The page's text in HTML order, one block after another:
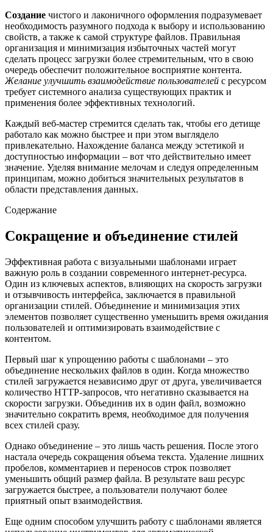
Создание чистого и лаконичного оформления подразумевает
необходимость разумного подхода к выбору и использованию
свойств, а также к самой структуре файлов. Правильная
организация и минимизация избыточных частей могут
сделать процесс загрузки более стремительным, что в свою
очередь обеспечит положительное восприятие контента.
Желание улучшить взаимодействие пользователей с ресурсом
требует системного анализа существующих практик и
применения более эффективных технологий.
Каждый веб-мастер стремится сделать так, чтобы его детище
работало как можно быстрее и при этом выглядело
привлекательно. Нахождение баланса между эстетикой и
доступностью информации – вот что действительно имеет
значение. Уделяя внимание мелочам и следуя определенным
принципам, можно добиться значительных результатов в
области представления данных.
Содержание
Сокращение и объединение стилей
Эффективная работа с визуальными шаблонами играет
важную роль в создании современного интернет-ресурса.
Один из ключевых аспектов, влияющих на скорость загрузки
и отзывчивость интерфейса, заключается в правильной
организации стилей. Объединение и минимизация этих
элементов позволяет существенно уменьшить время ожидания
пользователей и оптимизировать взаимодействие с
контентом.
Первый шаг к упрощению работы с шаблонами – это
объединение нескольких файлов в один. Когда множество
стилей загружается независимо друг от друга, увеличивается
количество HTTP-запросов, что негативно сказывается на
скорости загрузки. Объединив их в один файл, возможно
значительно сократить время, необходимое для получения
всех стилей сразу.
Однако объединение – это лишь часть решения. После этого
настала очередь сокращения объема текста. Удаление лишних
пробелов, комментариев и переносов строк позволяет
уменьшить общий размер файла. В результате ваш ресурс
загружается быстрее, а пользователи получают более
приятный опыт взаимодействия.
Еще одним способом улучшить работу с шаблонами является